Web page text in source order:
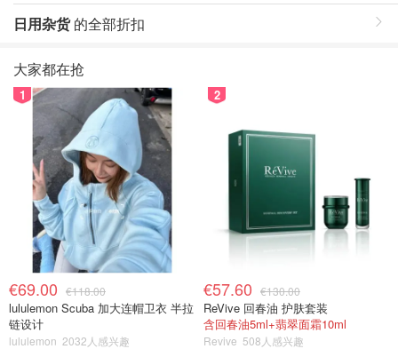
日用杂货的全部折扣
大家都在抢
1
€69.00 €118.00
lululemon Scuba 加大连帽卫衣 半拉
链设计
lululemon 2032人感兴趣
2
€57.60 €130.00
ReVive 回春油 护肤套装
含回春油5ml+翡翠面霜10ml
Revive 508人感兴趣